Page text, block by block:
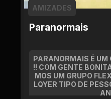
Paranormais
AMIZADES
PARANORMAIS É UM
!! COM GENTE
MOS UM GRUPO
LQYER TIPO DE